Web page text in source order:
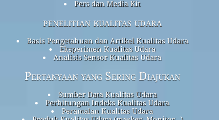
Pers dan Media Kit
penelitian kualitas udara
Basis Pengetahuan dan Artikel Kualitas Udara
Eksperimen Kualitas Udara
Analisis Sensor Kualitas Udara
Pertanyaan yang Sering Diajukan
Sumber Data Kualitas Udara
Perhitungan Indeks Kualitas Udara
Peramalan Kualitas Udara